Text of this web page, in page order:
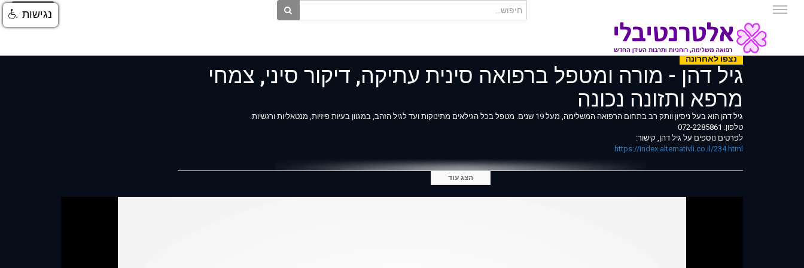
התחברות
נצפו לאחרונה
גיל דהן - מורה ומטפל ברפואה סינית עתיקה, דיקור סיני, צמחי
מרפא ותזונה נכונה
גיל דהן הוא בעל ניסיון וותק רב בתחום הרפואה המשלימה, מעל 19 שנים. מטפל בכל הגילאים מתינוקות ועד לגיל הזהב, במגוון בעיות פיזיות, מנטאליות ורגשיות.
טלפון: 072-2285861
לפרטים נוספים על גיל דהן, קישור:
https://index.alternativli.co.il/234.html
הצג עוד
נגישות